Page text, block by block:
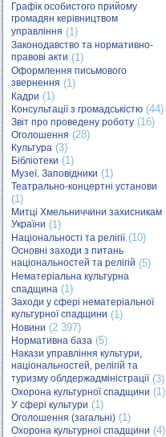
Графік особистого прийому
громадян керівництвом
управління (1)
Законодавство та нормативно-
правові акти (1)
Оформлення письмового
звернення (1)
Кадри (1)
Консультації з громадськістю (44)
Звіт про проведену роботу (16)
Оголошення (28)
Культура (3)
Бібліотеки (1)
Музеї. Заповідники (1)
Театрально-концертні установи
(1)
Митці Хмельниччини захисникам
України (1)
Національності та релігії(10)
Основні заходи з питань
національностей та релігій (5)
Нематеріальна культурна
спадщина (1)
Заходи у сфері нематеріальної
культурної спадщини (1)
Новини (2 397)
Нормативна база (5)
Накази управління культури,
національностей, релігій та
туризму облдержадміністрації(3)
Охорона культурної спадщини (1)
У сфері культури (1)
Оголошення (загальні) (1)
Охорона культурної спадщини (4)